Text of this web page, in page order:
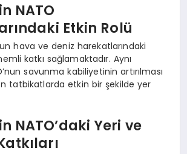
NATO
Etkin Rolü
hava ve deniz harekatlarındaki
katkı sağlamaktadır. Aynı
savunma kabiliyetinin artırılması
tatbikatlarda etkin bir şekilde yer
NATO’daki Yeri ve